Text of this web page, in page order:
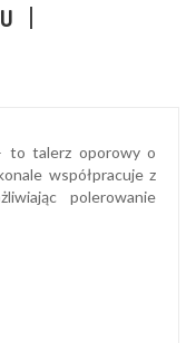
talerz oporowy o
współpracuje z
polerowanie